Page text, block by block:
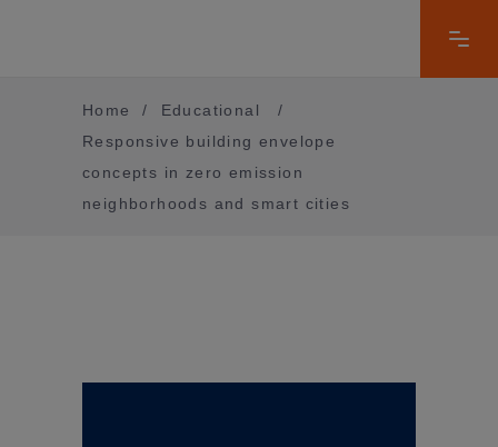
Home / Educational
/
Responsive building envelope
concepts in zero emission
neighborhoods and smart cities